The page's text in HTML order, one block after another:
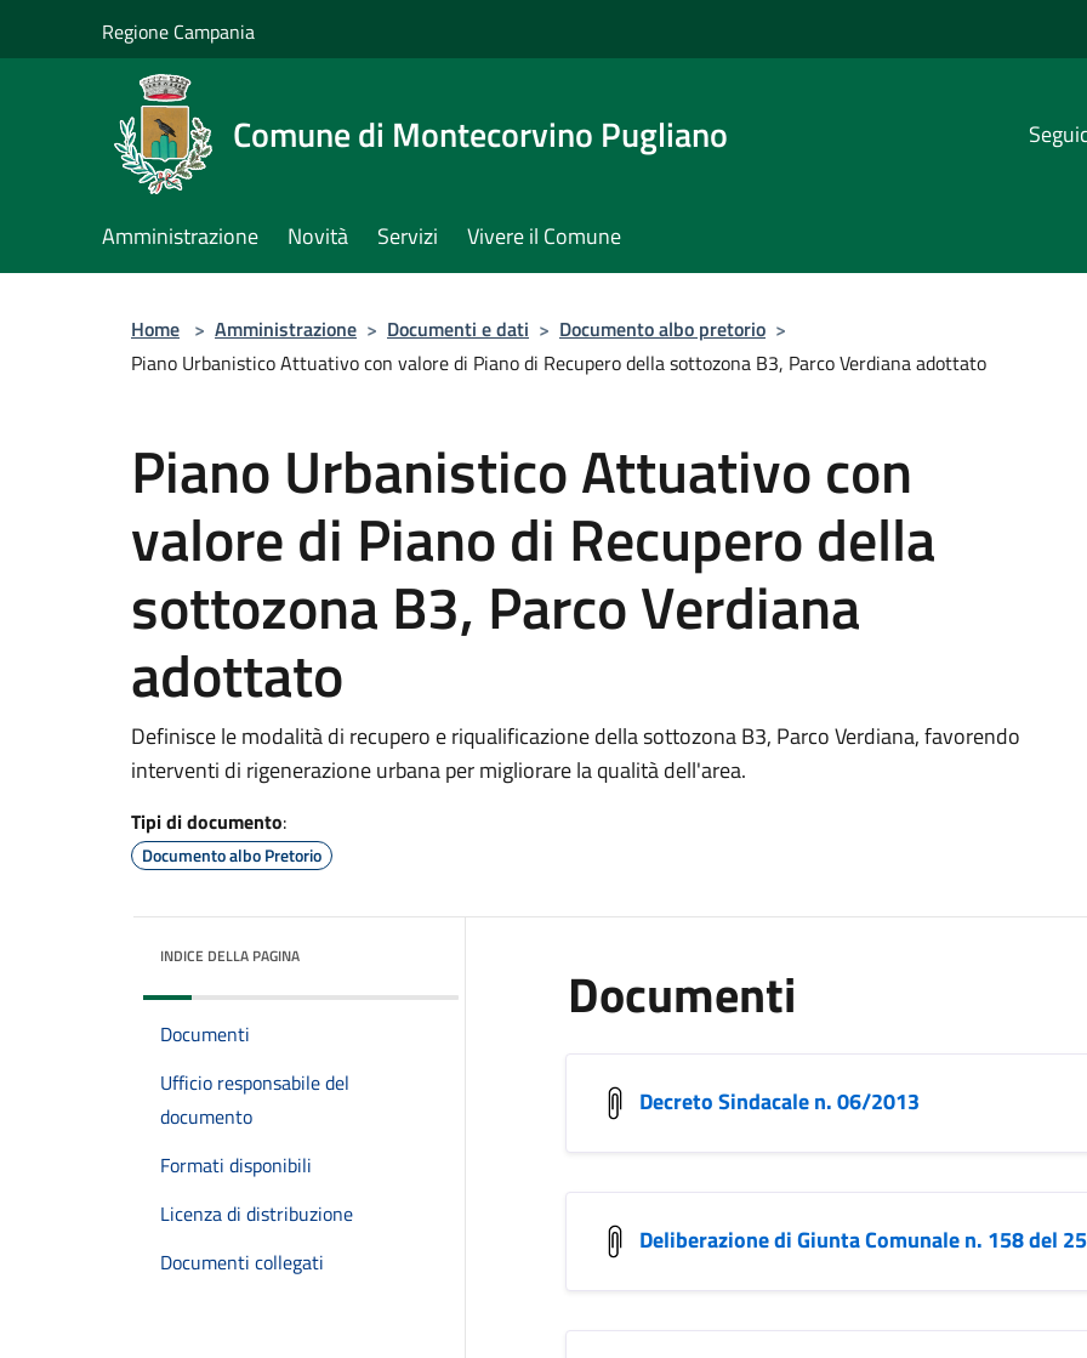
Regione Campania
Comune di Montecorvino Pugliano
Amministrazione Novità Servizi Vivere il Comune
Home > Amministrazione > Documenti e dati > Documento albo pretorio >
Piano Urbanistico Attuativo con valore di Piano di Recupero della sottozona B3, Parco Verdiana adottato
Piano Urbanistico Attuativo con
valore di Piano di Recupero della
sottozona B3, Parco Verdiana
adottato
Definisce le modalità di recupero e riqualificazione della sottozona B3, Parco Verdiana, favorendo
interventi di rigenerazione urbana per migliorare la qualità dell'area.
Tipi di documento:
Documento albo Pretorio
INDICE DELLA PAGINA
Documenti
Ufficio responsabile del
documento
Formati disponibili
Licenza di distribuzione
Documenti collegati
Documenti
Decreto Sindacale n. 06/2013
Deliberazione di Giunta Comunale n. 158 del